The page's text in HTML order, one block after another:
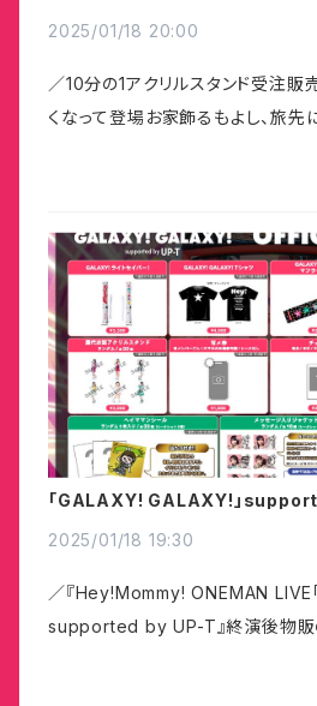
2025/01/18 20:00
／10分の1アクリルスタンド受注販
くなって登場お家飾るもよし、旅先
ぜひゲットしてください！詳細はこ
「GALAXY! GALAXY!」
2025/01/18 19:30
／『Hey!Mommy! ONEMAN LIVE
supported by UP-T』終演後物販